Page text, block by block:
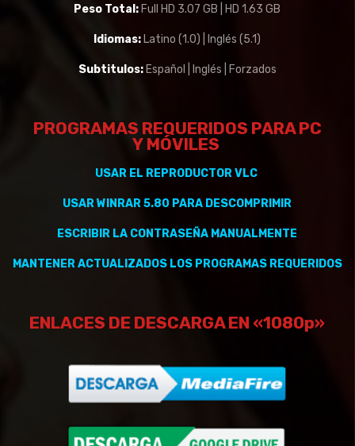
Peso Total: Full HD 3.07 GB | HD 1.63 GB
Idiomas: Latino (1.0) | Inglés (5.1)
Subtitulos: Español | Inglés | Forzados
PROGRAMAS REQUERIDOS PARA PC
Y MÓVILES
USAR EL REPRODUCTOR VLC
USAR WINRAR 5.80 PARA DESCOMPRIMIR
ESCRIBIR LA CONTRASEÑA MANUALMENTE
MANTENERACTUALIZADOSLOS PROGRAMAS REQUERIDOS
ENLACES DE DESCARGA EN «1080p»